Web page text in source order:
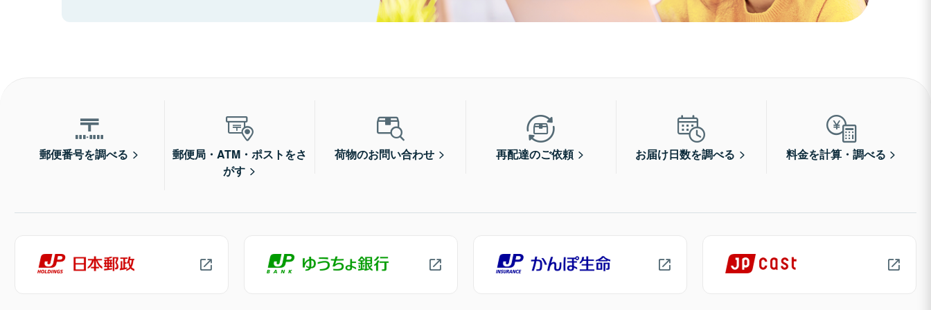
郵便番号を調べる
郵便局・ATM・ポストをさ
がす
荷物のお問い合わせ 再配達のご依頼 お届け日数を調べる 料金を計算・調べる